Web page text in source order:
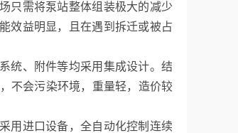
只需将泵站整体组装极大的减少
效益明显，且在遇到拆迁或被占
统、附件等均采用集成设计。结
不会污染环境，重量轻，造价较
用进口设备，全自动化控制连续